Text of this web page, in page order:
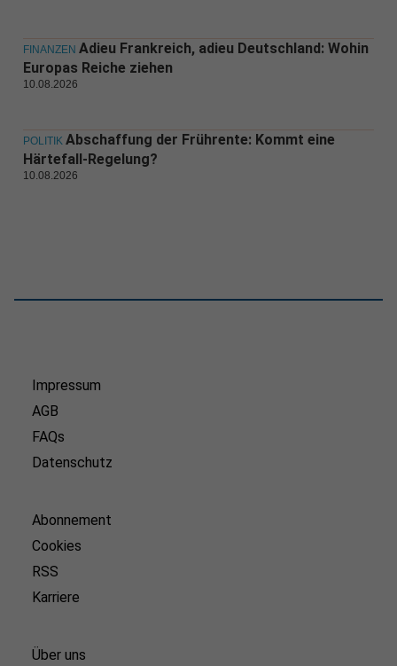
FINANZEN Adieu Frankreich, adieu Deutschland: Wohin
Europas Reiche ziehen
10.08.2026
POLITIK Abschaffung der Frührente: Kommt eine
Härtefall-Regelung?
10.08.2026
Impressum
AGB
FAQs
Datenschutz
Abonnement
Cookies
RSS
Karriere
Über uns